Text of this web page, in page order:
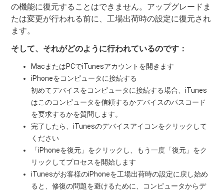
の機能に復元することはできません。アップグレードま
たは変更が行われる前に、工場出荷時の設定に復元され
ます。
そして、それがどのように行われているのです：
MacまたはPCでiTunesアカウントを開きます
iPhoneをコンピュータに接続する
初めてデバイスをコンピュータに接続する場合、iTunes
はこのコンピュータを信頼するかデバイスのパスコード
を要求するかを質問します。
完了したら、iTunesのデバイスアイコンをクリックして
ください
「iPhoneを復元」をクリックし、もう一度「復元」をク
リックしてプロセスを開始します
iTunesがお客様のiPhoneを工場出荷時の設定に戻し始め
ると、修復の問題を避けるために、コンピュータからデ